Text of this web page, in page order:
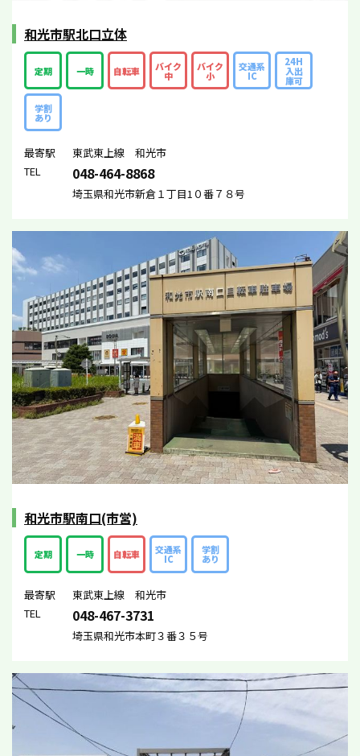
和光市駅北口立体
定期 一時 自転車 バイク
中
バイク
小
交通系
IC
24H
入出
庫可
学割
あり
最寄駅
東武東上線 和光市
TEL
048-464-8868
埼玉県和光市新倉１丁目1０番７８号
和光市駅南口(市営)
定期 一時 自転車 交通系
IC
学割
あり
最寄駅
東武東上線 和光市
TEL
048-467-3731
埼玉県和光市本町３番３５号